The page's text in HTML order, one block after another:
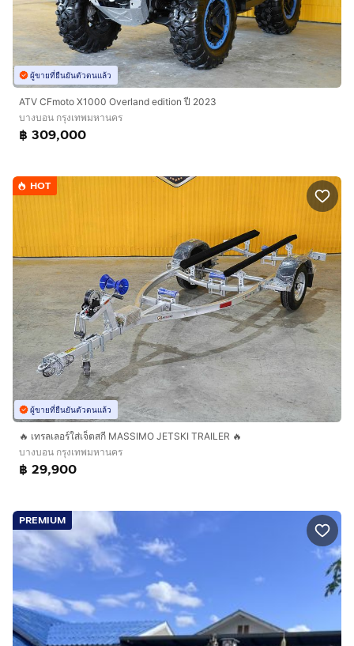
ผู้ขายที่ยืนยันตัวตนแล้ว
ATV CFmoto X1000 Overland edition ปี 2023
บางบอน กรุงเทพมหานคร
฿ 309,000
HOT
ผู้ขายที่ยืนยันตัวตนแล้ว
🔥 เทรลเลอร์ใส่เจ็ตสกี MASSIMO JETSKI TRAILER 🔥
บางบอน กรุงเทพมหานคร
฿ 29,900
PREMIUM